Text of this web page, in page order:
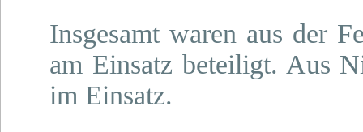
Insgesamt waren aus der
am Einsatz beteiligt. Aus
im Einsatz.